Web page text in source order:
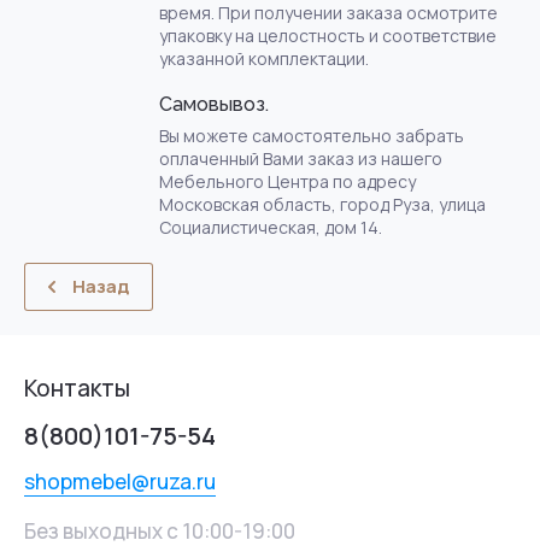
время. При получении заказа осмотрите
упаковку на целостность и соответствие
указанной комплектации.
Самовывоз.
Вы можете самостоятельно забрать
оплаченный Вами заказ из нашего
Мебельного Центра по адресу
Московская область, город Руза, улица
Социалистическая, дом 14.
Назад
Контакты
8(800)101-75-54
shopmebel@ruza.ru
Без выходных с 10:00-19:00